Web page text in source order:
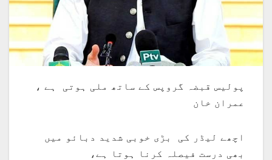
پولیس قبضہ گروپس کے ساتھ ملی ہوتی ہے ،
عمران خان
اچھے لیڈر کی بڑی خوبی شدید دبائو میں
بھی درست فیصلہ کرنا ہوتا ہے،